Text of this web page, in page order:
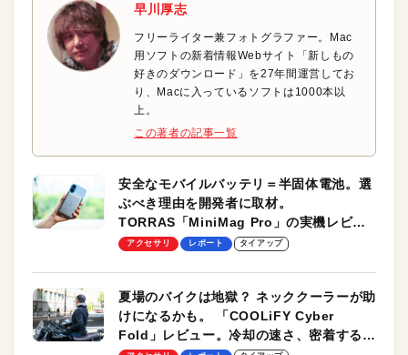
早川厚志
フリーライター兼フォトグラファー。Mac
用ソフトの新着情報Webサイト「新しもの
好きのダウンロード」を27年間運営してお
り、Macに入っているソフトは1000本以
上。
この著者の記事一覧
安全なモバイルバッテリ＝半固体電池。選
ぶべき理由を開発者に取材。
TORRAS「MiniMag Pro」の実機レビュ
ーも
アクセサリ レポート タイアップ
夏場のバイクは地獄？ ネッククーラーが助
けになるかも。 「COOLiFY Cyber
Fold」レビュー。冷却の速さ、密着する冷